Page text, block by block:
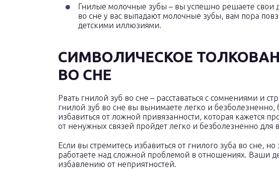
Гнилые молочные зубы – вы успешно решаете свои
во сне у вас выпадают молочные зубы, вам пора
детскими иллюзиями.
СИМВОЛИЧЕСКОЕ
ВО СНЕ
Рвать гнилой зуб во сне – расставаться с сомнениями и
гнилой зуб во сне вы вынимаете легко и
избавиться от ложной привязанности, которая кажется
от ненужных связей пройдет легко и безболезненно для
Если вы стремитесь избавиться от гнилого зуба во сне,
работаете над сложной проблемой в отношениях. Ваши
избавлению от неприятностей.